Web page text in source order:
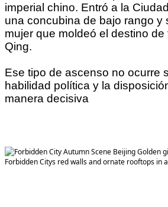
imperial chino. Entró a la
una concubina de bajo rango y
mujer que moldeó el destino
Qing.
Ese tipo de ascenso no ocurre
habilidad política y la
manera decisiva